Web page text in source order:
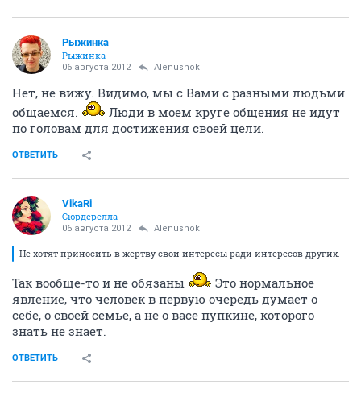
Рыжинка
Рыжинка
06 августа 2012 Alenushok
Нет, не вижу. Видимо, мы с Вами с разными людьми
общаемся.
Люди в моем круге общения не идут
по головам для достижения своей цели.
ОТВЕТИТЬ
VikaRi
Сюрдерелла
06 августа 2012 Alenushok
Не хотят приносить в жертву свои интересы ради интересов других.
Так вообще-то и не обязаны
Это нормальное
явление, что человек в первую очередь думает о
себе, о своей семье, а не о васе пупкине, которого
знать не знает.
ОТВЕТИТЬ